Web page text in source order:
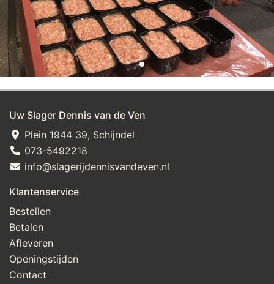
Uw Slager Dennis van de Ven
Plein 1944 39, Schijndel
073-5492218
info@slagerijdennisvandeven.nl
Klantenservice
Bestellen
Betalen
Afleveren
Openingstijden
Contact